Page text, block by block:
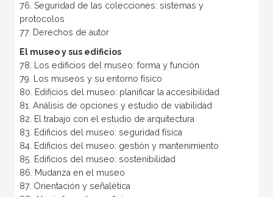
76. Seguridad de las colecciones: sistemas y
protocolos
77. Derechos de autor
El museo y sus edificios
78. Los edificios del museo: forma y función
79. Los museos y su entorno físico
80. Edificios del museo: planificar la accesibilidad
81. Análisis de opciones y estudio de viabilidad
82. El trabajo con el estudio de arquitectura
83. Edificios del museo: seguridad física
84. Edificios del museo: gestión y mantenimiento
85. Edificios del museo: sostenibilidad
86. Mudanza en el museo
87. Orientación y señalética